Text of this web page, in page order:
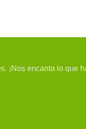
¡Nos encanta lo que